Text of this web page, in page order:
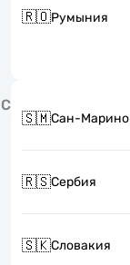
🇷🇴Румыния
С
🇸🇲Сан-Марино
🇷🇸Сербия
🇸🇰Словакия